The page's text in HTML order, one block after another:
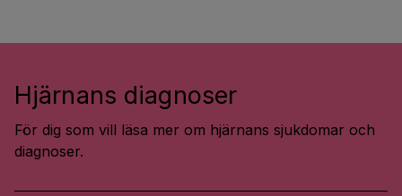
Hjärnans diagnoser
För dig som vill läsa mer om hjärnans sjukdomar och
diagnoser.